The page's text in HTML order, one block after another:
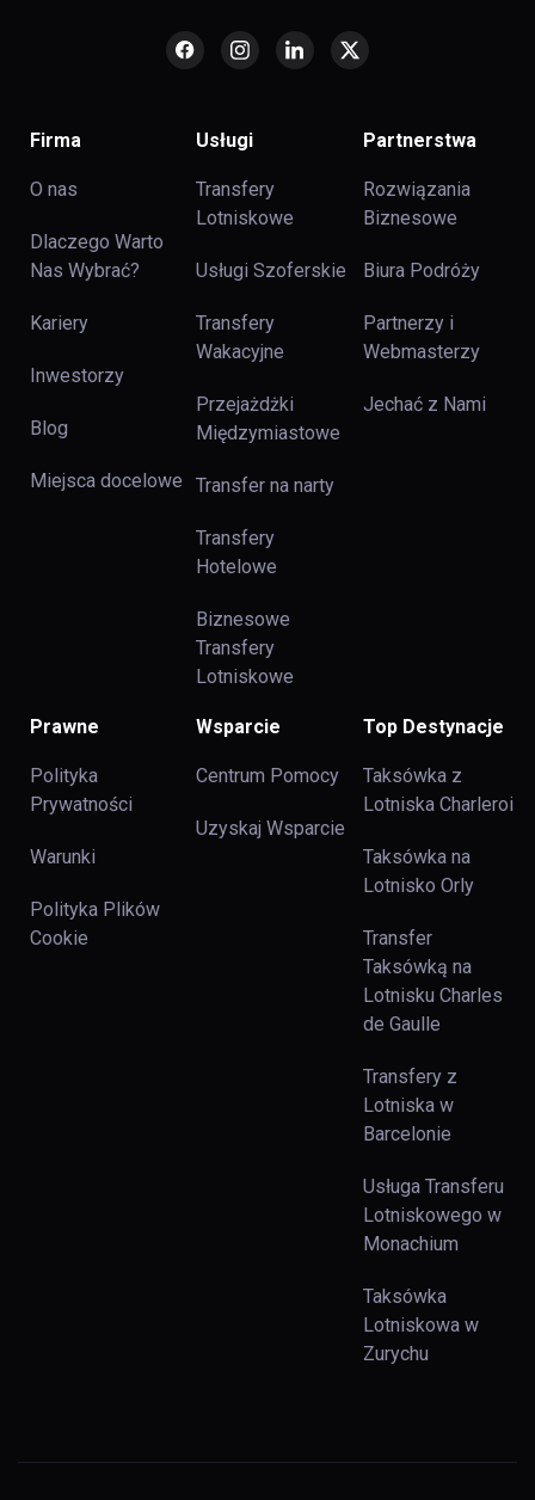
Firma
O nas
Dlaczego Warto
Nas Wybrać?
Kariery
Inwestorzy
Blog
Miejsca docelowe
Usługi
Transfery
Lotniskowe
Usługi Szoferskie
Transfery
Wakacyjne
Przejażdżki
Międzymiastowe
Transfer na narty
Transfery
Hotelowe
Biznesowe
Transfery
Lotniskowe
Partnerstwa
Rozwiązania
Biznesowe
Biura Podróży
Partnerzy i
Webmasterzy
Jechać z Nami
Prawne
Polityka
Prywatności
Warunki
Polityka Plików
Cookie
Wsparcie
Centrum Pomocy
Uzyskaj Wsparcie
Top Destynacje
Taksówka z
Lotniska Charleroi
Taksówka na
Lotnisko Orly
Transfer
Taksówką na
Lotnisku Charles
de Gaulle
Transfery z
Lotniska w
Barcelonie
Usługa Transferu
Lotniskowego w
Monachium
Taksówka
Lotniskowa w
Zurychu